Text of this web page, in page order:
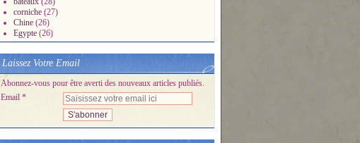
corniche (27)
Chine (26)
Egypte (26)
Laissez Votre Email
Abonnez-vous pour être averti des nouveaux articles publiés.
Email